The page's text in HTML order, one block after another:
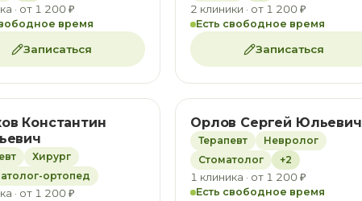
· от 1 200 ₽
время
Записаться
2 клиники · от 1 200 ₽
Есть свободное время
Записаться
Константин
Хирург
ортопед
· от 1 200 ₽
Орлов Сергей Юльевич
Терапевт
Невролог
Стоматолог
+2
1 клиника · от 1 200 ₽
Есть свободное время